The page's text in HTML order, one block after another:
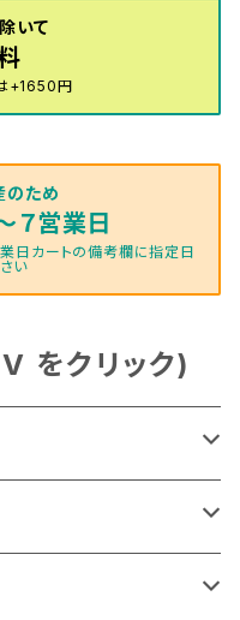
いて
+1650円
のため
７営業日
日カートの備考欄に指定日
い
をクリック)